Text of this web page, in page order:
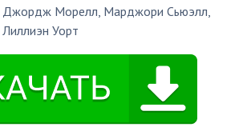
Джордж Морелл, Марджори Сьюэлл,
Лиллиэн Уорт